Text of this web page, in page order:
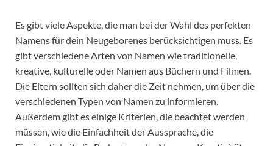
Es gibt viele Aspekte, die man bei der Wahl des perfekten
Namens für dein Neugeborenes berücksichtigen muss. Es
gibt verschiedene Arten von Namen wie traditionelle,
kreative, kulturelle oder Namen aus Büchern und Filmen.
Die Eltern sollten sich daher die Zeit nehmen, um über die
verschiedenen Typen von Namen zu informieren.
Außerdem gibt es einige Kriterien, die beachtet werden
müssen, wie die Einfachheit der Aussprache, die